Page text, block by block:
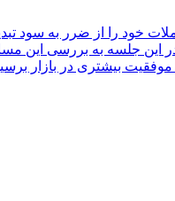
این جلسه به بررسی این
بیشتری در بازار